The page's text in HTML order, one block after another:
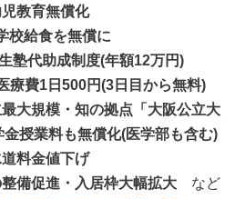
児教育無償化
校給食を無償に
塾代助成制度(年額12万円)
療費1日500円(3日目から無料)
大規模・知の拠点「大阪公立大
授業料も無償化(医学部も含む)
道料金値下げ
備促進・入居枠大幅拡大 など